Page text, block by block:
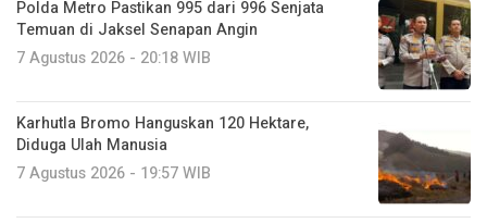
Polda Metro Pastikan 995 dari 996 Senjata
Temuan di Jaksel Senapan Angin
7 Agustus 2026 - 20:18 WIB
Karhutla Bromo Hanguskan 120 Hektare,
Diduga Ulah Manusia
7 Agustus 2026 - 19:57 WIB